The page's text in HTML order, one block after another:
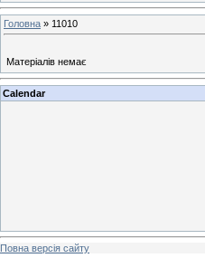
Головна » 11010
Матеріалів немає
Calendar
Повна версія сайту